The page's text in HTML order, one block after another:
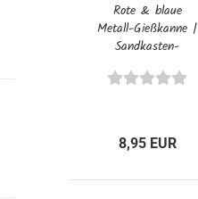
Rote & blaue
Metall-Gießkanne |
Sandkasten-
8,95 EUR